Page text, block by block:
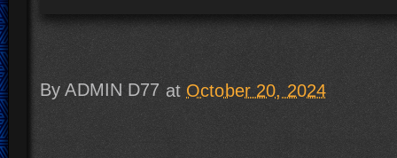
ByADMIN D77 at October 20, 2024